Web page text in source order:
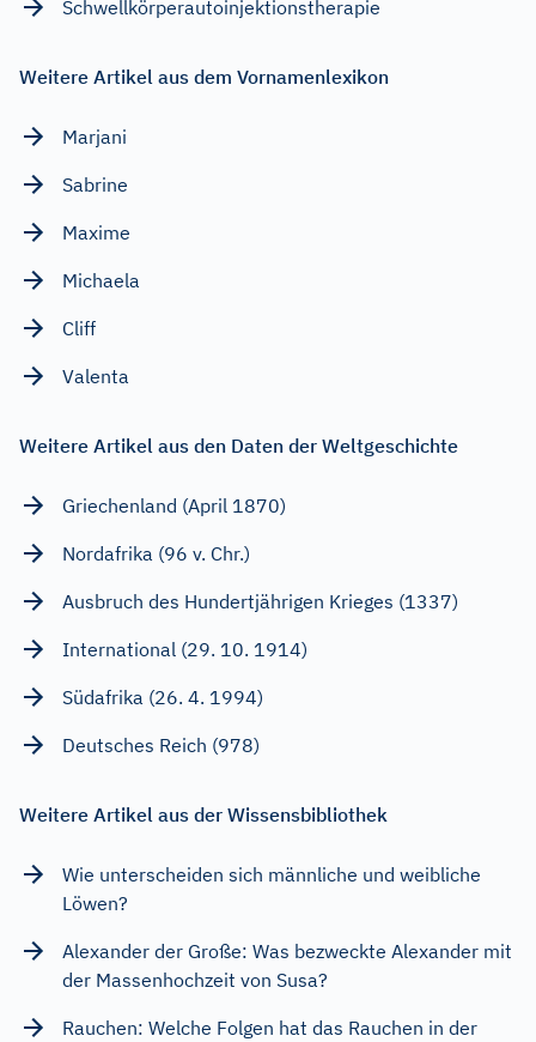
Schwellkörperautoinjektionstherapie
Weitere Artikel aus dem Vornamenlexikon
Marjani
Sabrine
Maxime
Michaela
Cliff
Valenta
Weitere Artikel aus den Daten der Weltgeschichte
Griechenland (April 1870)
Nordafrika (96 v. Chr.)
Ausbruch des Hundertjährigen Krieges (1337)
International (29. 10. 1914)
Südafrika (26. 4. 1994)
Deutsches Reich (978)
Weitere Artikel aus der Wissensbibliothek
Wie unterscheiden sich männliche und weibliche
Löwen?
Alexander der Große: Was bezweckte Alexander mit
der Massenhochzeit von Susa?
Rauchen: Welche Folgen hat das Rauchen in der